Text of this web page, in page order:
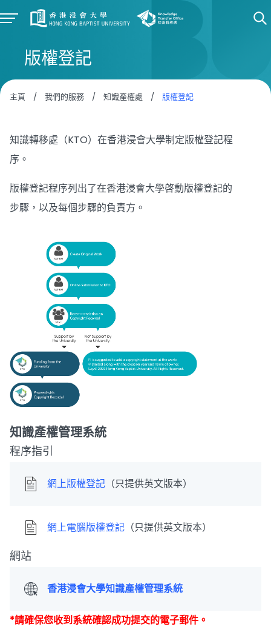
版權登記
主頁 / 我們的服務 / 知識產權處 / 版權登記
知識轉移處（KTO）在香港浸會大學制定版權登記程
序。
版權登記程序列出了在香港浸會大學啓動版權登記的
步驟，以及每個步驟的負責方。
知識產權管理系統
程序指引
網上版權登記 （只提供英文版本）
網上電腦版權登記 （只提供英文版本）
網站
香港浸會大學知識產權管理系統
*請確保您收到系統確認成功提交的電子郵件。